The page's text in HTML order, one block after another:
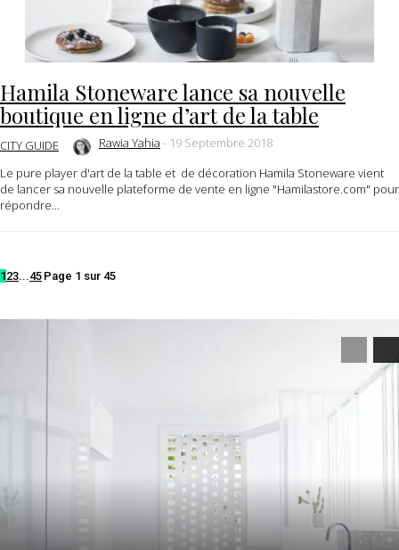
Hamila Stoneware lance sa nouvelle
boutique en ligne d’art de la table
CITY GUIDE Rawia Yahia - 19 Septembre 2018
Le pure player d'art de la table et de décoration Hamila Stoneware vient
de lancer sa nouvelle plateforme de vente en ligne "Hamilastore.com" pour
répondre...
123... 45 Page 1 sur 45